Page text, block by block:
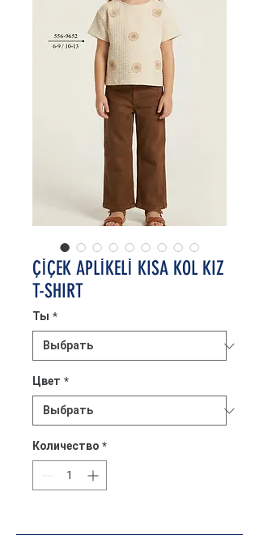
ÇİÇEK APLİKELİ KISA KOL KIZ
T-SHIRT
Ты *
Цвет *
Количество *